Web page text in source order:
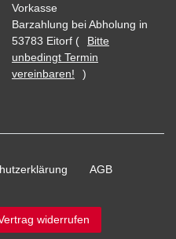
Vorkasse
Barzahlung bei Abholung in
53783 Eitorf (
Bitte
unbedingt Termin
vereinbaren!
)
AGB
widerrufen